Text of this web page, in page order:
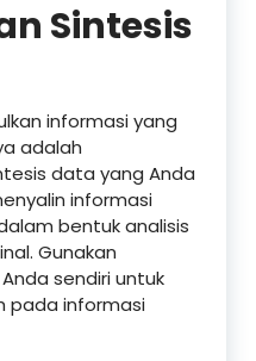
Sintesis
informasi yang
adalah
data yang Anda
informasi
bentuk analisis
Gunakan
sendiri untuk
pada informasi